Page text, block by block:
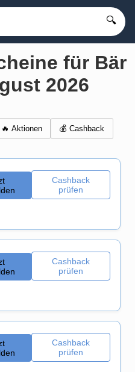
🔍
für Bär
2026
🔥 Aktionen 💰 Cashback
Cashback
prüfen
Cashback
prüfen
Cashback
prüfen